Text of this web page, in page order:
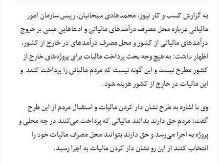
به گزارش کسب و کار نیوز، محمدهادی سبحانیان، رییس سازمان امور
مالیاتی درباره محل مصرف درآمدهای مالیاتی و ادعاهایی مبنی بر خروج
درآمدهای مالیاتی از کشور و محل مصرف درآمدهای در خارج از کشور،
اظهار داشت: به هیچ وجه بحث پرداخت مالیات برای پروژه‌های خارج از
کشور مطرح نیست و این گونه نیست که مردم مالیاتی را پرداخت کنند و
این مالیات در خارج از کشور هزینه شود.
وی با اشاره به طرح نشان دار کردن مالیات و استقبال مردم از این طرح
گفت: مردم حق دارند بدانند مالیاتی که پرداخت می‌کنند در چه محلی و
پروژه به اجرا می‌رسد و حق دارند بتوانند محل مصرف مالیات خود را
انتخاب کنند از این رو نشان دار کردن مالیات به اجرا رسید.